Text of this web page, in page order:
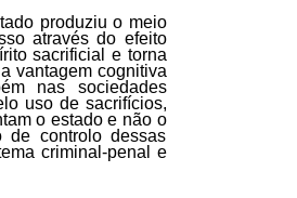
produziu o meio
através do efeito
sacrificial e torna
vantagem cognitiva
nas sociedades
uso de sacrifícios,
o estado e não o
de controlo dessas
criminal-penal e